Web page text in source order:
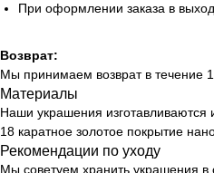
При оформлении заказа в
Возврат:
Мы принимаем возврат в течение
Материалы
Наши украшения
18 каратное золотое покрытие
Рекомендации по уходу
Мы советуем хранить украшения в